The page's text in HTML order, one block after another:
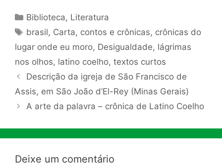
Categorias
Biblioteca, Literatura
Tags
brasil, Carta, contos e crônicas, crônicas do
lugar onde eu moro, Desigualdade, lágrimas
nos olhos, latino coelho, textos curtos
Descrição da igreja de São Francisco de
Assis, em São João d’El-Rey (Minas Gerais)
A arte da palavra – crônica de Latino Coelho
Deixe um comentário